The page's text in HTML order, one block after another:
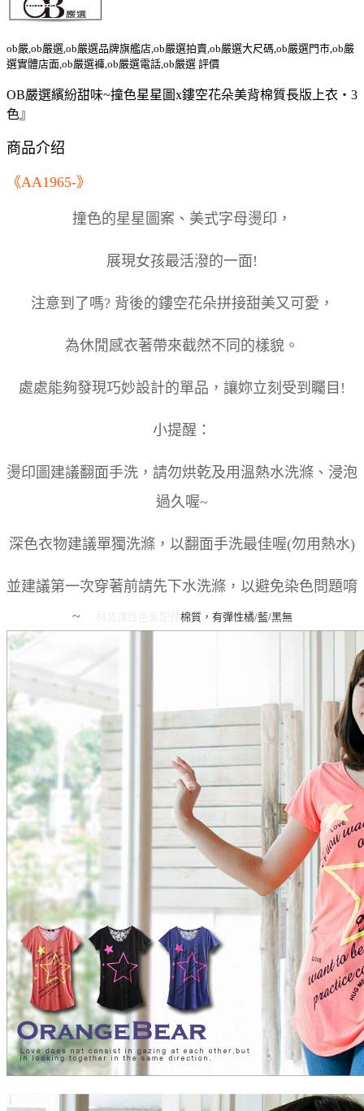
ob嚴,ob嚴選,ob嚴選品牌旗艦店,ob嚴選拍賣,ob嚴選大尺碼,ob嚴選門市,ob嚴
選實體店面,ob嚴選褲,ob嚴選電話,ob嚴選 評價
OB嚴選繽紛甜味~撞色星星圖x鏤空花朵美背棉質長版上衣‧3
色』
商品介绍
《AA1965-》
撞色的星星圖案、美式字母燙印，
展現女孩最活潑的一面!
注意到了嗎? 背後的鏤空花朵拼接甜美又可愛，
為休閒感衣著帶來截然不同的樣貌。
處處能夠發現巧妙設計的單品，讓妳立刻受到矚目!
小提醒：
燙印圖建議翻面手洗，請勿烘乾及用溫熱水洗滌、浸泡
過久喔~
深色衣物建議單獨洗滌，以翻面手洗最佳喔(勿用熱水)
並建議第一次穿著前請先下水洗滌，以避免染色問題唷
~
棉質，有彈性橘/藍/黑無